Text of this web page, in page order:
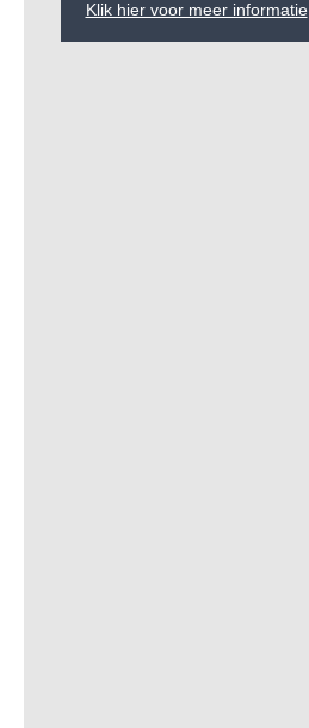
Klik hier voor meer informatie